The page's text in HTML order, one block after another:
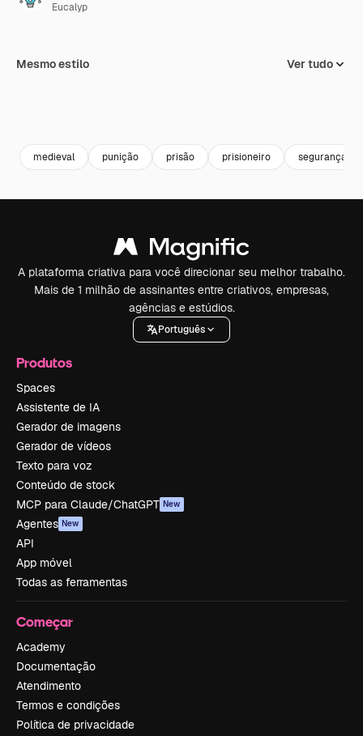
Eucalyp
Mesmo estilo Ver tudo
medieval punição prisão prisioneiro segurança
A plataforma criativa para você direcionar seu melhor trabalho.
Mais de 1 milhão de assinantes entre criativos, empresas,
agências e estúdios.
Português
Produtos
Spaces
Assistente de IA
Gerador de imagens
Gerador de vídeos
Texto para voz
Conteúdo de stock
MCP para Claude/ChatGPT New
Agentes New
API
App móvel
Todas as ferramentas
Começar
Academy
Documentação
Atendimento
Termos e condições
Política de privacidade